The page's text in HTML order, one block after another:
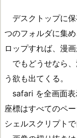
デスクトップに
つのフォルダに集
ロップすれば、漫
でもどうせなら、
う欲も出てくる。
safari を全画面表
座標はすべてのペ
シェルスクリプト